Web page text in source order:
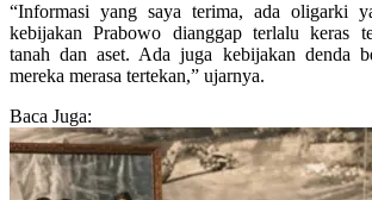
“Informasi yang saya terima, ada oligarki
kebijakan Prabowo dianggap terlalu keras
tanah dan aset. Ada juga kebijakan denda
mereka merasa tertekan,” ujarnya.
Baca Juga: